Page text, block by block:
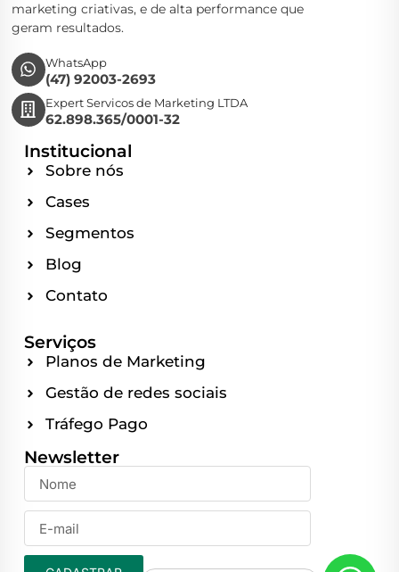
marketing criativas, e de alta performance que
geram resultados.
WhatsApp
(47) 92003-2693
Expert Servicos de Marketing LTDA
62.898.365/0001-32
Institucional
Sobre nós
Cases
Segmentos
Blog
Contato
Serviços
Planos de Marketing
Gestão de redes sociais
Tráfego Pago
Newsletter